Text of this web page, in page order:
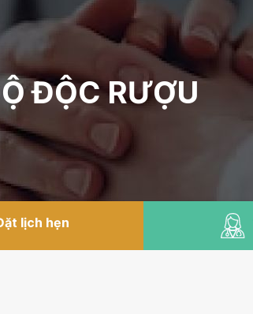
ĐỘC RƯỢU
lịch hẹn